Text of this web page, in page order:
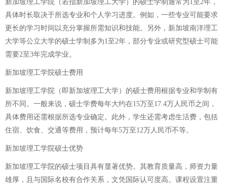
新加坡理工学院（若指新加坡理工大学）的硕士学制通常为1至2年，
具体时长取决于所选专业和个人学习进度。例如，一些专业可能要求
更长的学习时间以充分掌握所需知识和技能。另外，新加坡南洋理工
大学等公立大学的硕士学制多为1至2年，部分专业或研究型硕士可能
需要2至3年完成学业。
新加坡理工学院硕士费用
新加坡理工学院（即新加坡理工大学）的硕士费用根据专业和学制有
所不同。一般来说，硕士学费每年大约在15万至17.4万人民币之间，
具体费用还需根据所选专业确定。此外，学生还需考虑生活费，包括
住宿、饮食、交通等费用，预计每年5万至12万人民币不等。
新加坡理工学院硕士优势
新加坡理工学院的硕士项目具有显著优势。其教育质量高，师资力量
雄厚，且与国际名校有合作关系，文凭国际认可度高。课程设置注重